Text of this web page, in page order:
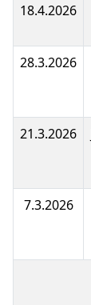
18.4.2026
28.3.2026
21.3.2026
7.3.2026